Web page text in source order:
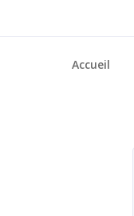
Accueil